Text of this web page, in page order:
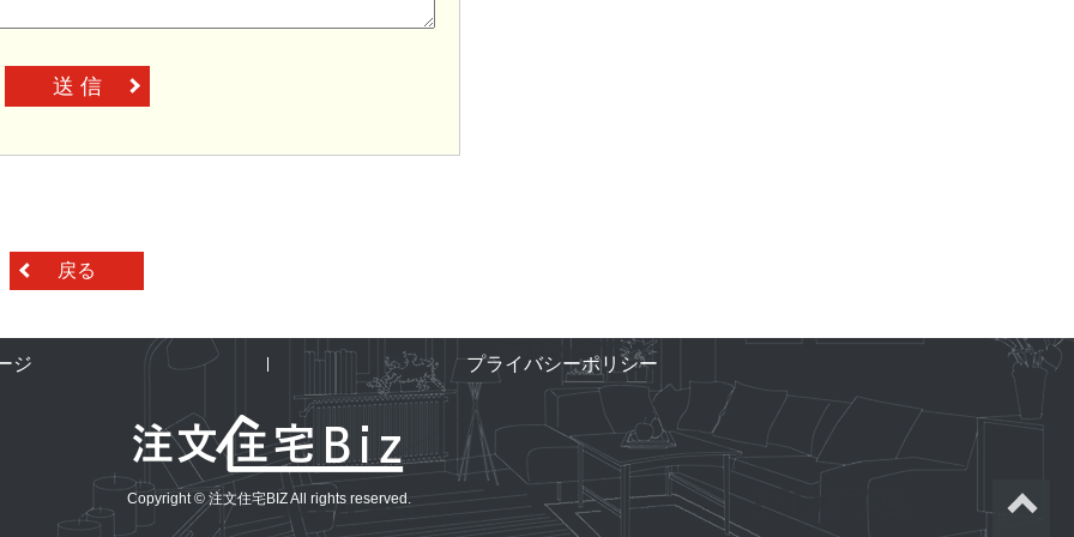
送 信
戻る
ジ プライバシーポリシー
Copyright © 注文住宅BIZ All rights reserved.